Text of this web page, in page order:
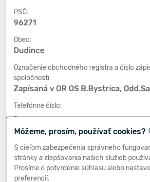
PSČ:
96271
Obec:
Dudince
Označenie obchodného registra a číslo
spoločnosti:
Zapísaná v OR OS B.Bystrica,
Telefónne číslo:
-
Faxové číslo:
-
E-mailová adresa:
-
Môžeme, prosím, používať cookies?
S cieľom zabezpečenia správneho
stránky a zlepšovania našich služieb
Prosíme o potvrdenie súhlasu alebo
preferencií.